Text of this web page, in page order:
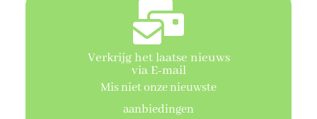
Verkrijg het laatse nieuws
via E-mail
Mis niet onze nieuwste
aanbiedingen